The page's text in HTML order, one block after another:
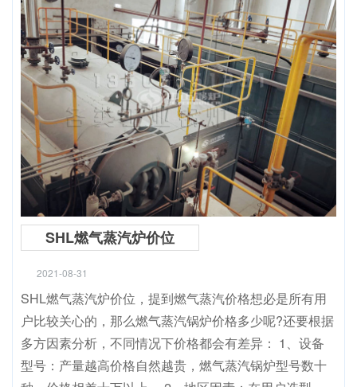
SHL燃气蒸汽炉价位
2021-08-31
SHL燃气蒸汽炉价位，提到燃气蒸汽价格想必是所有用
户比较关心的，那么燃气蒸汽锅炉价格多少呢?还要根据
多方因素分析，不同情况下价格都会有差异： 1、设备
型号：产量越高价格自然越贵，燃气蒸汽锅炉型号数十